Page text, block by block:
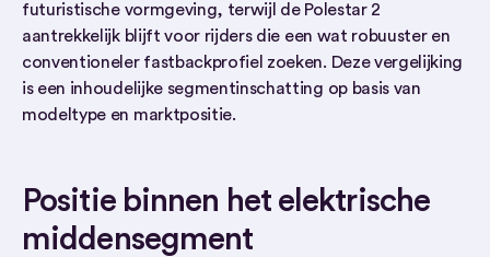
futuristische vormgeving, terwijl de Polestar 2
aantrekkelijk blijft voor rijders die een wat robuuster en
conventioneler fastbackprofiel zoeken. Deze vergelijking
is een inhoudelijke segmentinschatting op basis van
modeltype en marktpositie.
Positie binnen het elektrische
middensegment